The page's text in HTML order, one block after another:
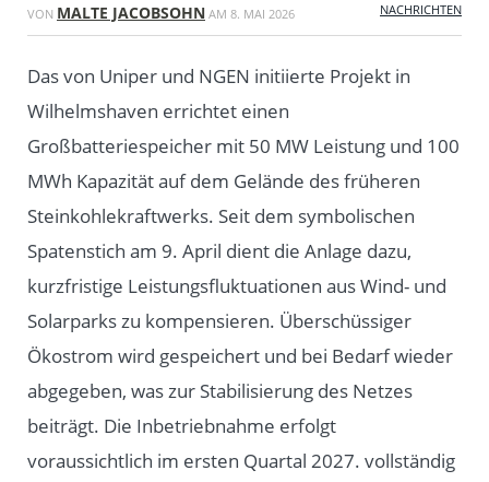
VON MALTE JACOBSOHN AM 8. MAI 2026 NACHRICHTEN
Das von Uniper und NGEN initiierte Projekt in
Wilhelmshaven errichtet einen
Großbatteriespeicher mit 50 MW Leistung und 100
MWh Kapazität auf dem Gelände des früheren
Steinkohlekraftwerks. Seit dem symbolischen
Spatenstich am 9. April dient die Anlage dazu,
kurzfristige Leistungsfluktuationen aus Wind- und
Solarparks zu kompensieren. Überschüssiger
Ökostrom wird gespeichert und bei Bedarf wieder
abgegeben, was zur Stabilisierung des Netzes
beiträgt. Die Inbetriebnahme erfolgt
voraussichtlich im ersten Quartal 2027. vollständig